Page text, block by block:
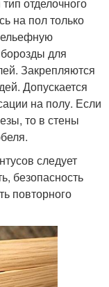
на пол только
для
Закрепляются
Допускается
на полу. Если
то в стены
следует
безопасность
повторного